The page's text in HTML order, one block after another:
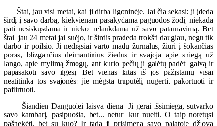
Štai, jau visi metai, kai ji dirba ligoninėje. Jai čia sekasi: ji įdeda
širdį į savo darbą, kiekvienam pasakydama paguodos žodį, niekada
pati nesiskųsdama ir nieko nelaukdama už savo patarnavimą. Bet
štai, jau 24 metai jai suėjo, ir širdis pradeda trokšti daugiau, negu tik
darbo ir poilsio. Ji nedrąsiai varto madų žurnalus, žiūri į šokančias
poras, blizgančius deimantinius žiedus ir svajoja apie sniegą už
lango, apie mylimą žmogų, ant kurio pečių ji galėtų padėti galvą ir
papasakoti savo ilgesį. Bet vienas kitas iš jos pažįstamų visai
neatitinka tos svajonės: jie mėgsta truputėlį nugerti, pakortuoti ir
paflirtuoti.
Šiandien Danguolei laisva diena. Ji gerai išsimiega, sutvarko
savo kambarį, pasipuošia, bet... neturi kur nueiti. O taip norėtųsi
pašnekėti, bet su kuo? Ir tada ji prisimena savo palatoje džiova